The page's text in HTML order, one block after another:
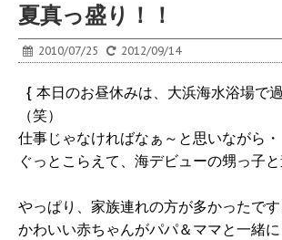
夏真っ盛り！！
2010/07/25 2012/09/14
{ 本日のお昼休みは、大浜海水浴場で
（笑）
仕事じゃなければなぁ～と思いながら・
ぐっとこらえて、海デビューの甥っ子
やっぱり、家族連れの方が多かったです
かわいい赤ちゃんがパパ＆ママと一緒に